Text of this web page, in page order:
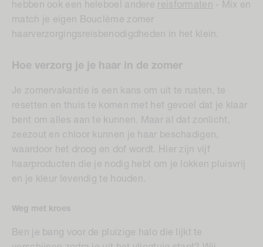
hebben ook een heleboel andere reisformaten - Mix en
match je eigen Bouclème zomer
haarverzorgingsreisbenodigdheden in het klein.
Hoe verzorg je je haar in de zomer
Je zomervakantie is een kans om uit te rusten, te
resetten en thuis te komen met het gevoel dat je klaar
bent om alles aan te kunnen. Maar al dat zonlicht,
zeezout en chloor kunnen je haar beschadigen,
waardoor het droog en dof wordt. Hier zijn vijf
haarproducten die je nodig hebt om je lokken pluisvrij
en je kleur levendig te houden.
Weg met kroes
Ben je bang voor de pluizige halo die lijkt te